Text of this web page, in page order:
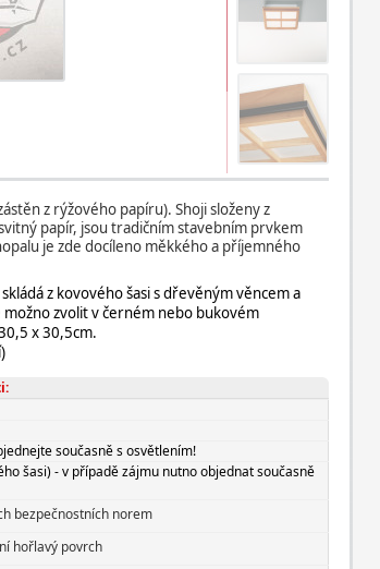
z rýžového papíru). Shoji složeny z
papír, jsou tradičním stavebním prvkem
je zde docíleno měkkého a příjemného
z kovového šasi s dřevěným věncem a
zvolit v černém nebo bukovém
x 30,5cm.
současně s osvětlením!
šasi) - v případě zájmu nutno objednat současně
bezpečnostních norem
hořlavý povrch